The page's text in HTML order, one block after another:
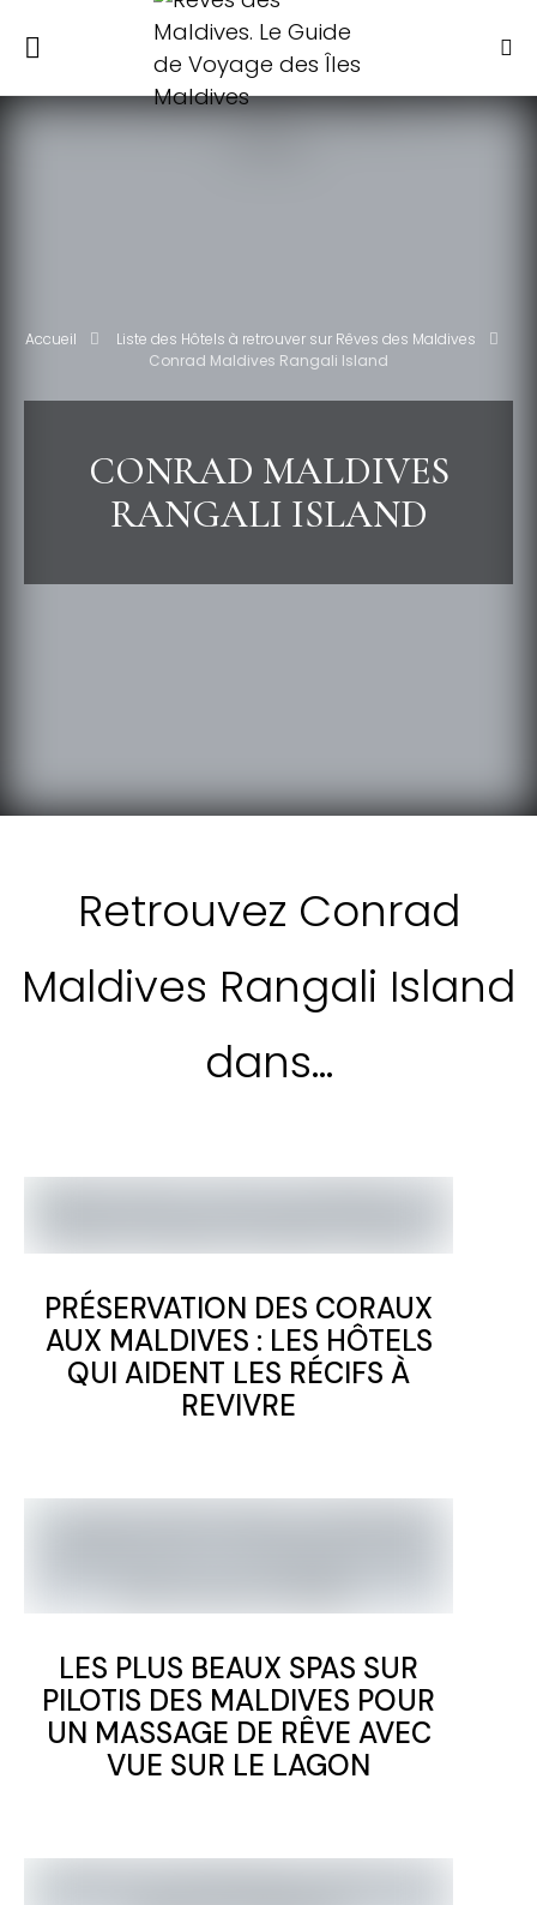
Accueil
Liste des Hôtels à retrouver sur Rêves des Maldives
Conrad Maldives Rangali Island
CONRAD MALDIVES
RANGALI ISLAND
Retrouvez Conrad
Maldives Rangali Island
dans…
PRÉSERVATION DES CORAUX
AUX MALDIVES : LES HÔTELS
QUI AIDENT LES RÉCIFS À
REVIVRE
LES PLUS BEAUX SPAS SUR
PILOTIS DES MALDIVES POUR
UN MASSAGE DE RÊVE AVEC
VUE SUR LE LAGON